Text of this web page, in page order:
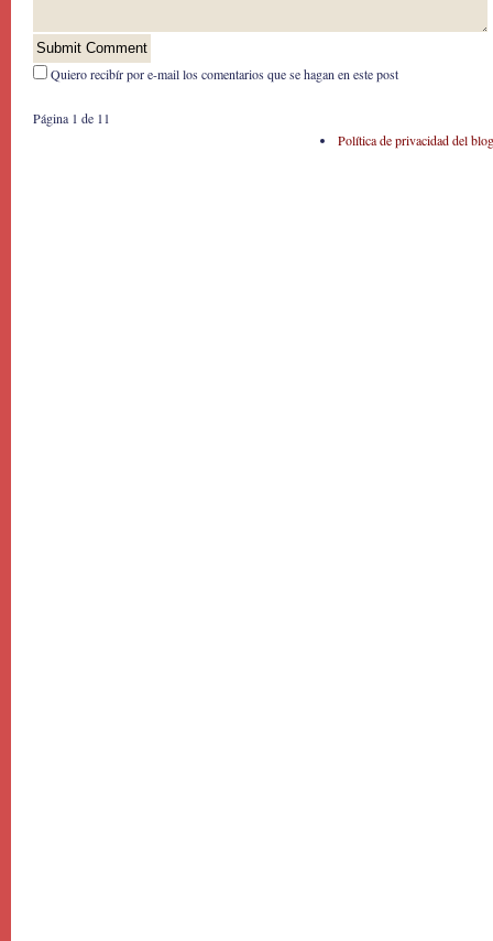
Quiero recibír por e-mail los comentarios que se hagan en este post
Página 1 de 1 1
Política de privacidad del